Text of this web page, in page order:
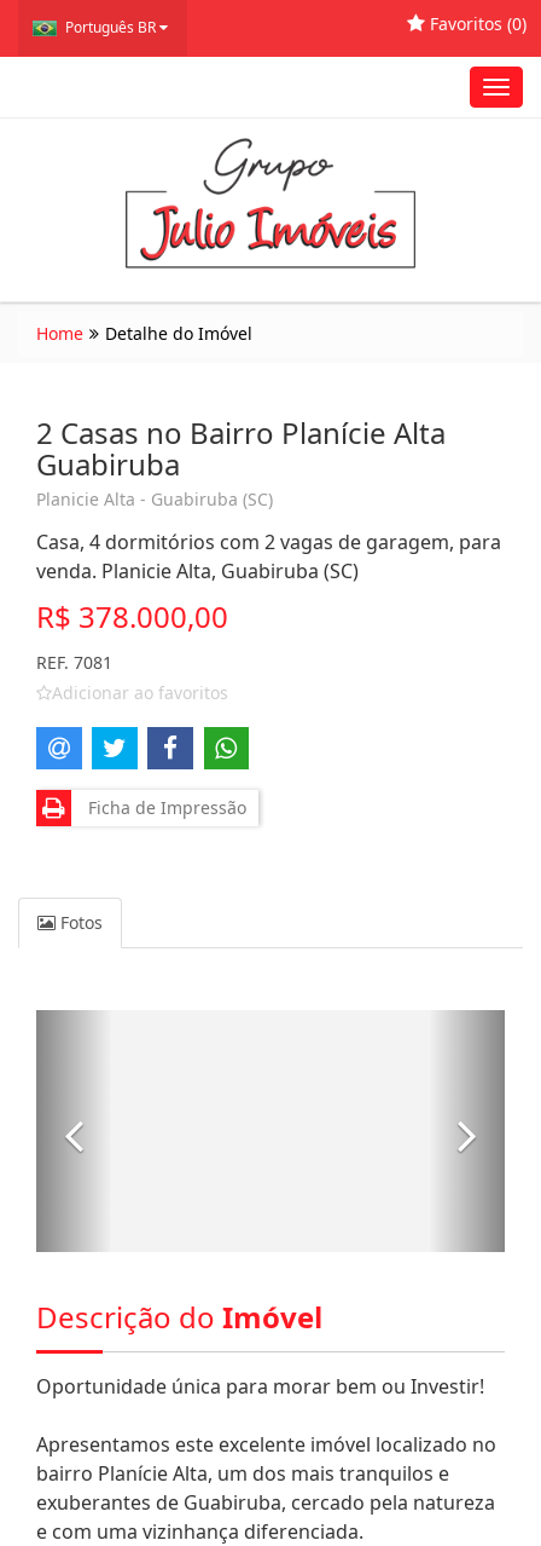
Português BR Favoritos (0)
Home Detalhe do Imóvel
2 Casas no Bairro Planície Alta
Guabiruba
Planicie Alta - Guabiruba (SC)
Casa, 4 dormitórios com 2 vagas de garagem, para
venda. Planicie Alta, Guabiruba (SC)
R$ 378.000,00
REF. 7081
Adicionar ao favoritos
Ficha de Impressão
Fotos
Descrição do Imóvel
Oportunidade única para morar bem ou Investir!
Apresentamos este excelente imóvel localizado no
bairro Planície Alta, um dos mais tranquilos e
exuberantes de Guabiruba, cercado pela natureza
e com uma vizinhança diferenciada.